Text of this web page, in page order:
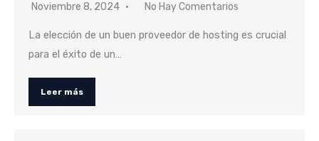
Noviembre 8, 2024 No Hay Comentarios
La elección de un buen proveedor de hosting es crucial
para el éxito de un…
Leer más